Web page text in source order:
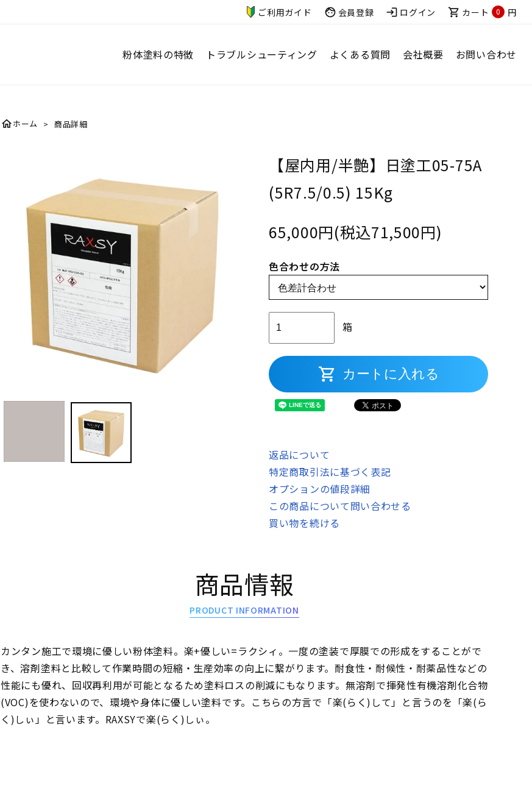
ご利用ガイド face 会員登録 login ログイン shopping_cart カート 0 円
粉体塗料の特徴 トラブルシューティング よくある質問 会社概要 お問い合わせ
homeホーム 商品詳細
【屋内用/半艶】日塗工05-75A
(5R7.5/0.5) 15Kg
65,000円(税込71,500円)
色合わせの方法
箱
shopping_cart カートに入れる
返品について
特定商取引法に基づく表記
オプションの値段詳細
この商品について問い合わせる
買い物を続ける
商品情報
PRODUCT INFORMATION
カンタン施工で環境に優しい粉体塗料。楽+優しい=ラクシィ。一度の塗装で厚膜での形成をすることがで
き、溶剤塗料と比較して作業時間の短縮・生産効率の向上に繋がります。耐食性・耐候性・耐薬品性などの
性能にも優れ、回収再利用が可能となるため塗料ロスの削減にもなります。無溶剤で揮発性有機溶剤化合物
(VOC)を使わないので、環境や身体に優しい塗料です。こちらの方言で「楽(らく)して」と言うのを「楽(ら
く)しぃ」と言います。RAXSYで楽(らく)しぃ。